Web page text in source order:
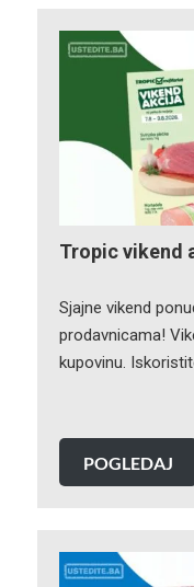
Tropic vikend
Sjajne vikend
prodavnicama!
kupovinu.
POGLEDAJ